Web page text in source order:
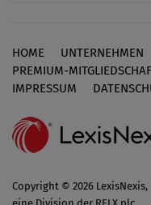
Footer
HOME UNTERNEHMEN
PREMIUM-
IMPRESSUM
Copyright © 2026 LexisNexis,